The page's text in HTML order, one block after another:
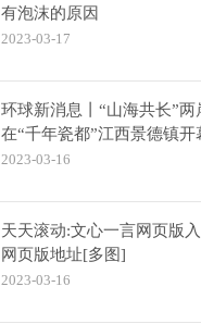
有泡沫的原因
2023-03-17
环球新消息丨“山海共长”两
在“千年瓷都”江西景德镇开
2023-03-16
天天滚动:文心一言网页版入口 百度文心
网页版地址[多图]
2023-03-16